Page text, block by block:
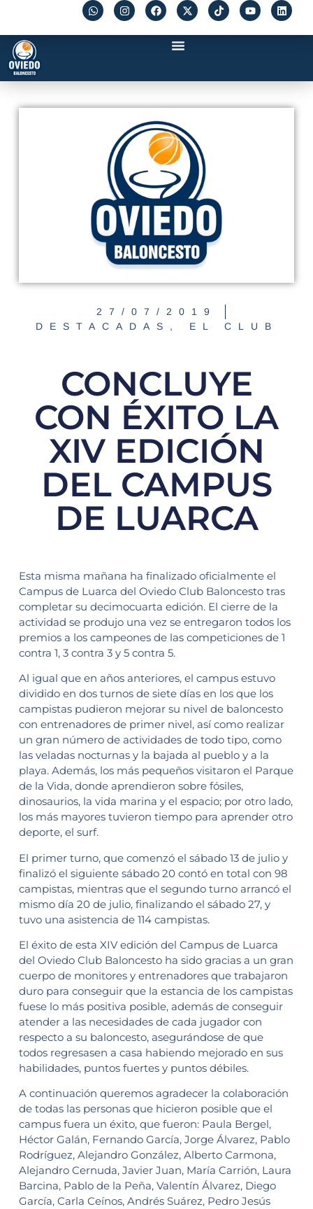
27/07/2019
DESTACADAS , EL CLUB
CONCLUYE
CON ÉXITO LA
XIV EDICIÓN
DEL CAMPUS
DE LUARCA
Esta misma mañana ha finalizado oficialmente el
Campus de Luarca del Oviedo Club Baloncesto tras
completar su decimocuarta edición. El cierre de la
actividad se produjo una vez se entregaron todos los
premios a los campeones de las competiciones de 1
contra 1, 3 contra 3 y 5 contra 5.
Al igual que en años anteriores, el campus estuvo
dividido en dos turnos de siete días en los que los
campistas pudieron mejorar su nivel de baloncesto
con entrenadores de primer nivel, así como realizar
un gran número de actividades de todo tipo, como
las veladas nocturnas y la bajada al pueblo y a la
playa. Además, los más pequeños visitaron el Parque
de la Vida, donde aprendieron sobre fósiles,
dinosaurios, la vida marina y el espacio; por otro lado,
los más mayores tuvieron tiempo para aprender otro
deporte, el surf.
El primer turno, que comenzó el sábado 13 de julio y
finalizó el siguiente sábado 20 contó en total con 98
campistas, mientras que el segundo turno arrancó el
mismo día 20 de julio, finalizando el sábado 27, y
tuvo una asistencia de 114 campistas.
El éxito de esta XIV edición del Campus de Luarca
del Oviedo Club Baloncesto ha sido gracias a un gran
cuerpo de monitores y entrenadores que trabajaron
duro para conseguir que la estancia de los campistas
fuese lo más positiva posible, además de conseguir
atender a las necesidades de cada jugador con
respecto a su baloncesto, asegurándose de que
todos regresasen a casa habiendo mejorado en sus
habilidades, puntos fuertes y puntos débiles.
A continuación queremos agradecer la colaboración
de todas las personas que hicieron posible que el
campus fuera un éxito, que fueron: Paula Bergel,
Héctor Galán, Fernando García, Jorge Álvarez, Pablo
Rodríguez, Alejandro González, Alberto Carmona,
Alejandro Cernuda, Javier Juan, María Carrión, Laura
Barcina, Pablo de la Peña, Valentín Álvarez, Diego
García, Carla Ceínos, Andrés Suárez, Pedro Jesús